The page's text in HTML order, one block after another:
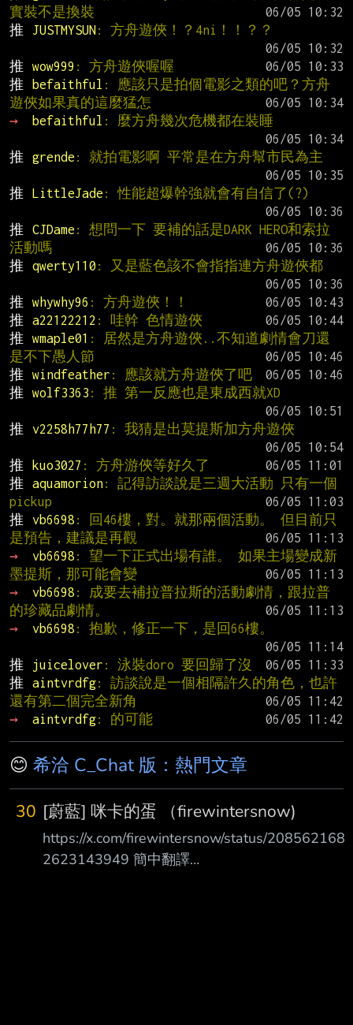
實裝不是換裝
推
JUSTMYSUN: 方舟遊俠！？4ni！！？？
推
wow999 : 方舟遊俠喔喔
推
befaithful : 應該只是拍個電影之類的吧？方舟
遊俠如果真的這麼猛怎
→
befaithful : 麼方舟幾次危機都在裝睡
推
grende : 就拍電影啊 平常是在方舟幫市民為主
推
LittleJade : 性能超爆幹強就會有自信了(?)
推
CJDame : 想問一下 要補的話是DARK HERO和索拉
活動嗎
推
qwerty110 : 又是藍色該不會指指連方舟遊俠都
推
whywhy96 : 方舟遊俠！！
推
a22122212 : 哇幹 色情遊俠
推
wmaple01 : 居然是方舟遊俠..不知道劇情會刀還
是不下愚人節
推
windfeather : 應該就方舟遊俠了吧
推
wolf3363 : 推 第一反應也是東成西就XD
推
v2258h77h77 : 我猜是出莫提斯加方舟遊俠
推
kuo3027 : 方舟游俠等好久了
推
aquamorion: 記得訪談說是三週大活動 只有一個
pickup
推
vb6698 : 回46樓，對。就那兩個活動。 但目前只
是預告，建議是再觀
→
vb6698 : 望一下正式出場有誰。 如果主場變成新
墨提斯，那可能會變
→
vb6698 : 成要去補拉普拉斯的活動劇情，跟拉普
的珍藏品劇情。
→
vb6698 : 抱歉，修正一下，是回66樓。
推
juicelover : 泳裝doro 要回歸了沒
推
aintvrdfg: 訪談說是一個相隔許久的角色，也許
還有第二個完全新角
→
aintvrdfg: 的可能
😊 希洽 C_Chat 版：熱門文章
30 [蔚藍] 咪卡的蛋 （firewintersnow)
https://x.com/firewintersnow/status/208562168
2623143949 簡中翻譯